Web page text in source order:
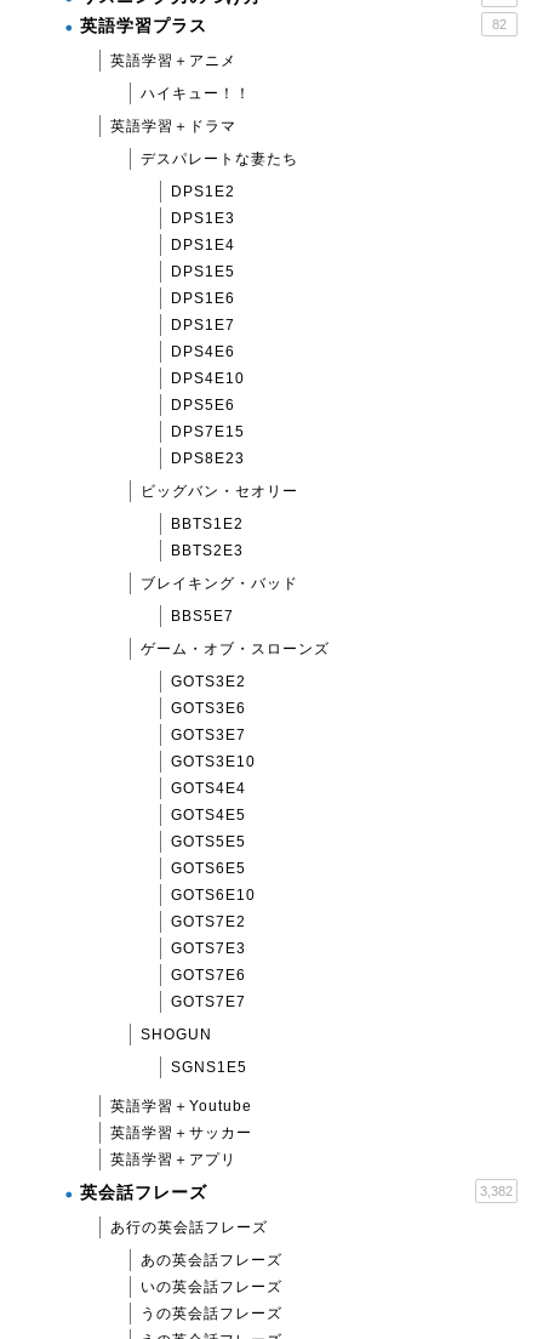
英語学習プラス 82
英語学習＋アニメ
ハイキュー！！
英語学習＋ドラマ
デスパレートな妻たち
DPS1E2
DPS1E3
DPS1E4
DPS1E5
DPS1E6
DPS1E7
DPS4E6
DPS4E10
DPS5E6
DPS7E15
DPS8E23
ビッグバン・セオリー
BBTS1E2
BBTS2E3
ブレイキング・バッド
BBS5E7
ゲーム・オブ・スローンズ
GOTS3E2
GOTS3E6
GOTS3E7
GOTS3E10
GOTS4E4
GOTS4E5
GOTS5E5
GOTS6E5
GOTS6E10
GOTS7E2
GOTS7E3
GOTS7E6
GOTS7E7
SHOGUN
SGNS1E5
英語学習＋Youtube
英語学習＋サッカー
英語学習＋アプリ
英会話フレーズ 3,382
あ行の英会話フレーズ
あの英会話フレーズ
いの英会話フレーズ
うの英会話フレーズ